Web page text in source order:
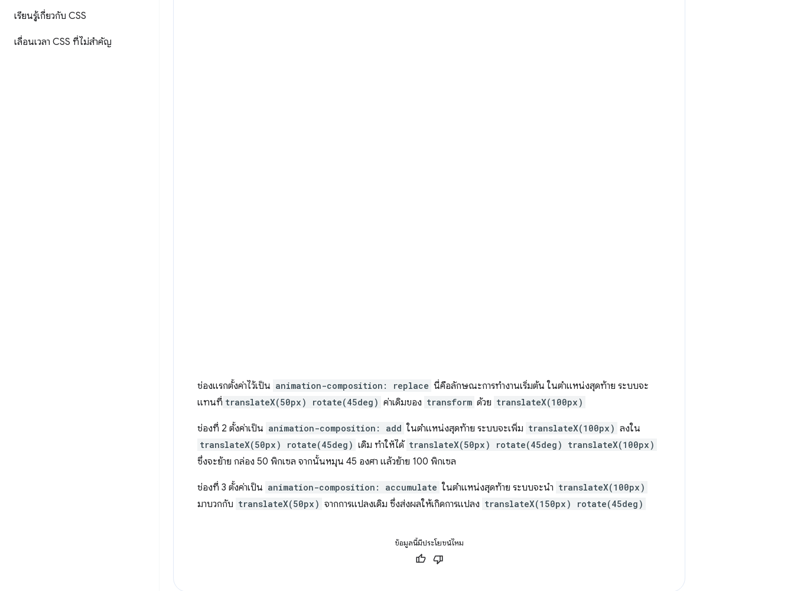
เรียนรู้เกี่ยวกับ CSS
เลื่อนเวลา CSS ที่ไม่สำคัญ
ช่องแรกตั้งค่าไว้เป็น animation-composition: replace นี่คือลักษณะการทำงานเริ่มต้น ในตำแหน่งสุดท้าย ระบบจะ
แทนที่ translateX(50px) rotate(45deg) ค่าเดิมของ transform ด้วย translateX(100px)
ช่องที่ 2 ตั้งค่าเป็น animation-composition: add ในตำแหน่งสุดท้าย ระบบจะเพิ่ม translateX(100px) ลงใน
translateX(50px) rotate(45deg) เดิม ทำให้ได้ translateX(50px) rotate(45deg) translateX(100px)
ซึ่งจะย้าย กล่อง 50 พิกเซล จากนั้นหมุน 45 องศา แล้วย้าย 100 พิกเซล
ช่องที่ 3 ตั้งค่าเป็น animation-composition: accumulate ในตำแหน่งสุดท้าย ระบบจะนำ translateX(100px)
มาบวกกับ translateX(50px) จากการแปลงเดิม ซึ่งส่งผลให้เกิดการแปลง translateX(150px) rotate(45deg)
ข้อมูลนี้มีประโยชน์ไหม